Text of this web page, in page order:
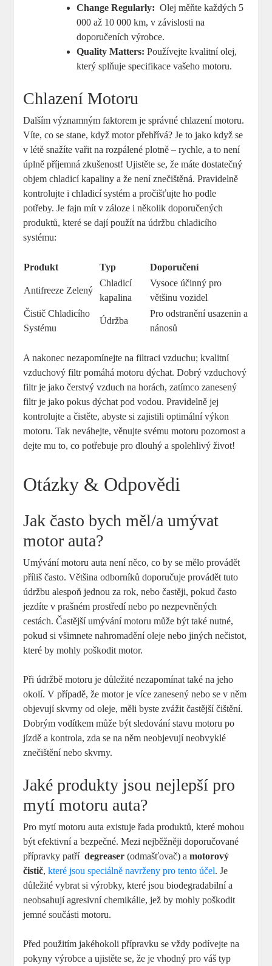
Change Regularly: ‍ Olej měňte každých​ 5
000 až 10 000 km, v závislosti na
doporučeních výrobce.
Quality Matters: Používejte kvalitní olej,
který splňuje specifikace⁤ vašeho ⁤motoru.
Chlazení Motoru
Dalším významným faktorem ‍je správné chlazení​ motoru.
⁤Víte, co se⁤ stane, když motor přehřívá? Je ⁤to jako když ⁤se
v létě ⁢snažíte vařit na rozpálené plotně ‍–​ rychle, a to není
⁢úplně příjemná zkušenost! Ujistěte se, že máte dostatečný
objem chladicí kapaliny‌ a‌ že‌ není znečištěná. Pravidelně
kontrolujte i chladicí systém ‌a pročišťujte ho podle
potřeby. Je⁢ fajn mít v ‍záloze i několik doporučených
produktů, které se dají‍ použít na údržbu chladicího
systému:
Produkt Typ Doporučení
Antifreeze‌ Zelený
Chladicí
kapalina
Vysoce účinný pro
většinu vozidel
Čistič ‍Chladicího
Systému
Údržba
Pro odstranění usazenin ⁤a
nánosů
A nakonec nezapomínejte ‍na ⁤filtraci ⁣vzduchu; kvalitní‌
vzduchový ​filtr ​pomáhá motoru dýchat. Dobrý vzduchový
filtr je⁤ jako čerstvý vzduch na horách,‌ zatímco​ zanesený
filtr je jako pokus dýchat pod vodou. Pravidelně ‍jej
kontrolujte ​a‌ čistěte, ‌abyste‍ si ⁢zajistili ‌optimální výkon
⁣motoru. Tak neváhejte, věnujte svému motoru pozornost a
dejte mu to,‌ co potřebuje‌ pro dlouhý a spolehlivý život!
Otázky & Odpovědi
Jak často‌ bych měl/a⁤ umývat
motor auta?
Umývání motoru auta ‌není něco, co⁤ by se mělo provádět
‌příliš ⁣často. ⁣Většina odborníků doporučuje provádět tuto
údržbu‍ alespoň ‍jednou za rok, nebo častěji, pokud ⁤často‌
jezdíte v⁣ prašném prostředí nebo⁢ po⁤ nezpevněných
cestách. Častější umývání⁢ motoru může být také nutné,
⁤pokud si všimnete⁢ nahromadění oleje nebo ⁢jiných ‍nečistot,
které⁣ by ‍mohly poškodit motor.
Při údržbě motoru‍ je ‍důležité nezapomínat také na‍ jeho
okolí. V případě, že ‍motor je více zanesený nebo se v něm
objevují skvrny od oleje, měli byste ​zvážit ‌častější čištění.
Dobrým ‍vodítkem může být sledování stavu motoru po
jízdě ‍a kontrola, zda se na něm neobjevují neobvyklé
znečištění ‍nebo skvrny.
Jaké ​produkty ⁣jsou‍ nejlepší ⁣pro
‍mytí motoru ⁢auta?
Pro mytí⁢ motoru auta existuje řada produktů, které mohou
‌být efektivní a bezpečné. Mezi nejběžněji doporučované⁢
přípravky patří ⁢degreaser (odmašťovač)‌ amotorový‌
čistič,které jsou speciálně navrženy pro tento účel. Je
důležité vybrat si výrobky, ⁢které jsou biodegradabilní a
neobsahují agresivní​ chemikálie, ‍jež ‍by mohly‌ poškodit
jemné součásti‍ motoru.
Před použitím ​jakéhokoli ​přípravku se vždy‌ podívejte na
pokyny ‍výrobce a ujistěte se, že je vhodný pro ⁣váš typ